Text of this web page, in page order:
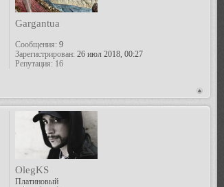
Gargantua
Сообщения:9
Зарегистрирован:26 июл 2018, 00:27
Репутация: 16
OlegKS
Платиновый